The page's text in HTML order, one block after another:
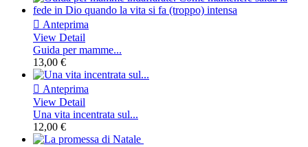
 Anteprima
View Detail
Guida per mamme...
13,00 €
 Anteprima
View Detail
Una vita incentrata sul...
12,00 €